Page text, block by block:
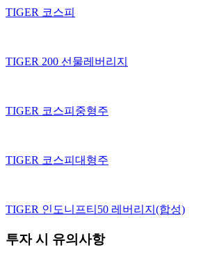
TIGER 코스피
TIGER 200 선물레버리지
TIGER 코스피중형주
TIGER 코스피대형주
TIGER 인도니프티50 레버리지(합성)
투자 시 유의사항